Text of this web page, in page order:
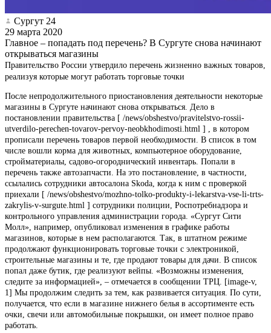
Сургут 24
29 марта 2020
Главное – попадать под перечень? В Сургуте снова начинают
открываться магазины
Правительство России утвердило перечень жизненно важных товаров,
реализуя которые могут работать торговые точки
После непродолжительного приостановления деятельности некоторые
магазины в Сургуте начинают снова открываться. Дело в
постановлении правительства [ /news/obshestvo/pravitelstvo-rossii-
utverdilo-perechen-tovarov-pervoy-neobkhodimosti.html ] , в котором
прописали перечень товаров первой необходимости. В список в том
числе вошли корма для животных, компьютерное оборудование,
стройматериалы, садово-огороднический инвентарь. Попали в
перечень также автозапчасти. На это постановление, в частности,
ссылались сотрудники автосалона Skoda, когда к ним с проверкой
приехали [ /news/obshestvo/mozhno-tolko-produkty-i-lekarstva-vse-li-trts-
zakrylis-v-surgute.html ] сотрудники полиции, Роспотребнадзора и
контрольного управления администрации города. «Сургут Сити
Молл», например, опубликовал изменения в графике работы
магазинов, которые в нем располагаются. Так, в штатном режиме
продолжают функционировать торговые точки с электроникой,
строительные магазины и те, где продают товары для дачи. В список
попал даже бутик, где реализуют вейпы. «Возможны изменения,
следите за информацией», – отмечается в сообщении ТРЦ. [image-v,
1] Мы продолжим следить за тем, как развивается ситуация. По сути,
получается, что если в магазине нижнего белья в ассортименте есть
очки, свечи или автомобильные покрышки, он имеет полное право
работать.